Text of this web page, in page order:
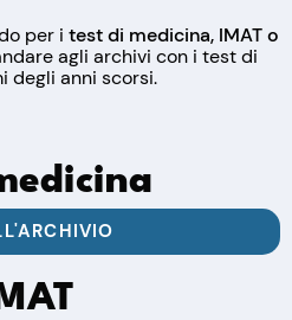
per i test di medicina, IMAT o
agli archivi con i test di
degli anni scorsi.